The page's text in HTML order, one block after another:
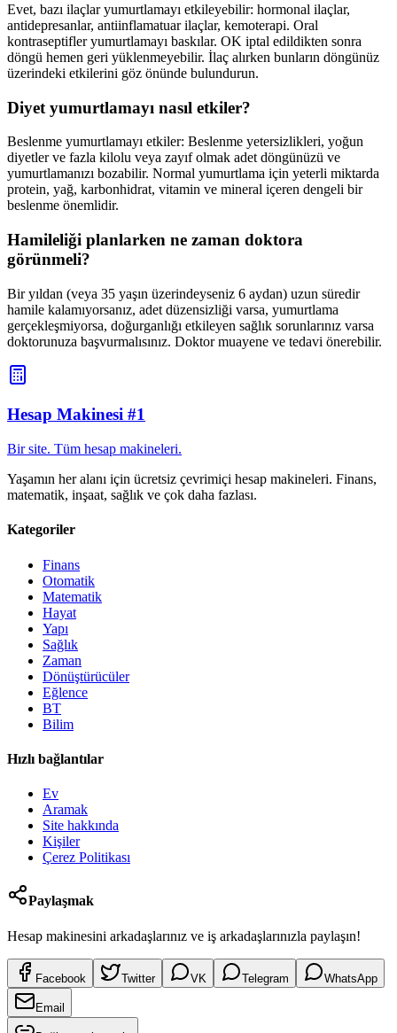
Evet, bazı ilaçlar yumurtlamayı etkileyebilir: hormonal ilaçlar,
antidepresanlar, antiinflamatuar ilaçlar, kemoterapi. Oral
kontraseptifler yumurtlamayı baskılar. OK iptal edildikten sonra
döngü hemen geri yüklenmeyebilir. İlaç alırken bunların döngünüz
üzerindeki etkilerini göz önünde bulundurun.
Diyet yumurtlamayı nasıl etkiler?
Beslenme yumurtlamayı etkiler: Beslenme yetersizlikleri, yoğun
diyetler ve fazla kilolu veya zayıf olmak adet döngünüzü ve
yumurtlamanızı bozabilir. Normal yumurtlama için yeterli miktarda
protein, yağ, karbonhidrat, vitamin ve mineral içeren dengeli bir
beslenme önemlidir.
Hamileliği planlarken ne zaman doktora
görünmeli?
Bir yıldan (veya 35 yaşın üzerindeyseniz 6 aydan) uzun süredir
hamile kalamıyorsanız, adet düzensizliği varsa, yumurtlama
gerçekleşmiyorsa, doğurganlığı etkileyen sağlık sorunlarınız varsa
doktorunuza başvurmalısınız. Doktor muayene ve tedavi önerebilir.
Hesap Makinesi #1
Bir site. Tüm hesap makineleri.
Yaşamın her alanı için ücretsiz çevrimiçi hesap makineleri. Finans,
matematik, inşaat, sağlık ve çok daha fazlası.
Kategoriler
Finans
Otomatik
Matematik
Hayat
Yapı
Sağlık
Zaman
Dönüştürücüler
Eğlence
BT
Bilim
Hızlı bağlantılar
Ev
Aramak
Site hakkında
Kişiler
Çerez Politikası
Paylaşmak
Hesap makinesini arkadaşlarınız ve iş arkadaşlarınızla paylaşın!
Facebook Twitter VK Telegram WhatsApp
Email